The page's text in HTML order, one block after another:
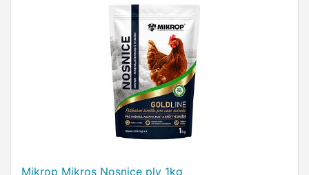
Mikrop Mikros Nosnice plv 1kg